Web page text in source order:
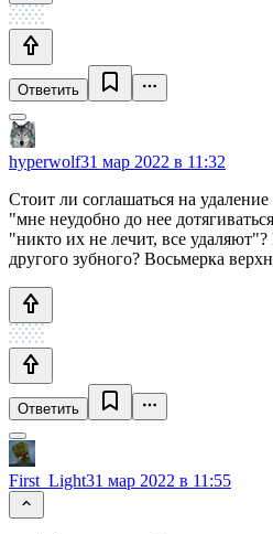
Ответить
hyperwolf31 мар 2022 в 11:32
Стоит ли соглашаться на
"мне неудобно до нее
"никто их не лечит, все
другого зубного? Восьмерка
Ответить
First_Light31 мар 2022 в 11:55